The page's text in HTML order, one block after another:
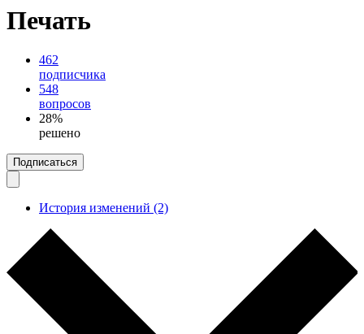
Печать
462
подписчика
548
вопросов
28%
решено
Подписаться
История изменений (2)